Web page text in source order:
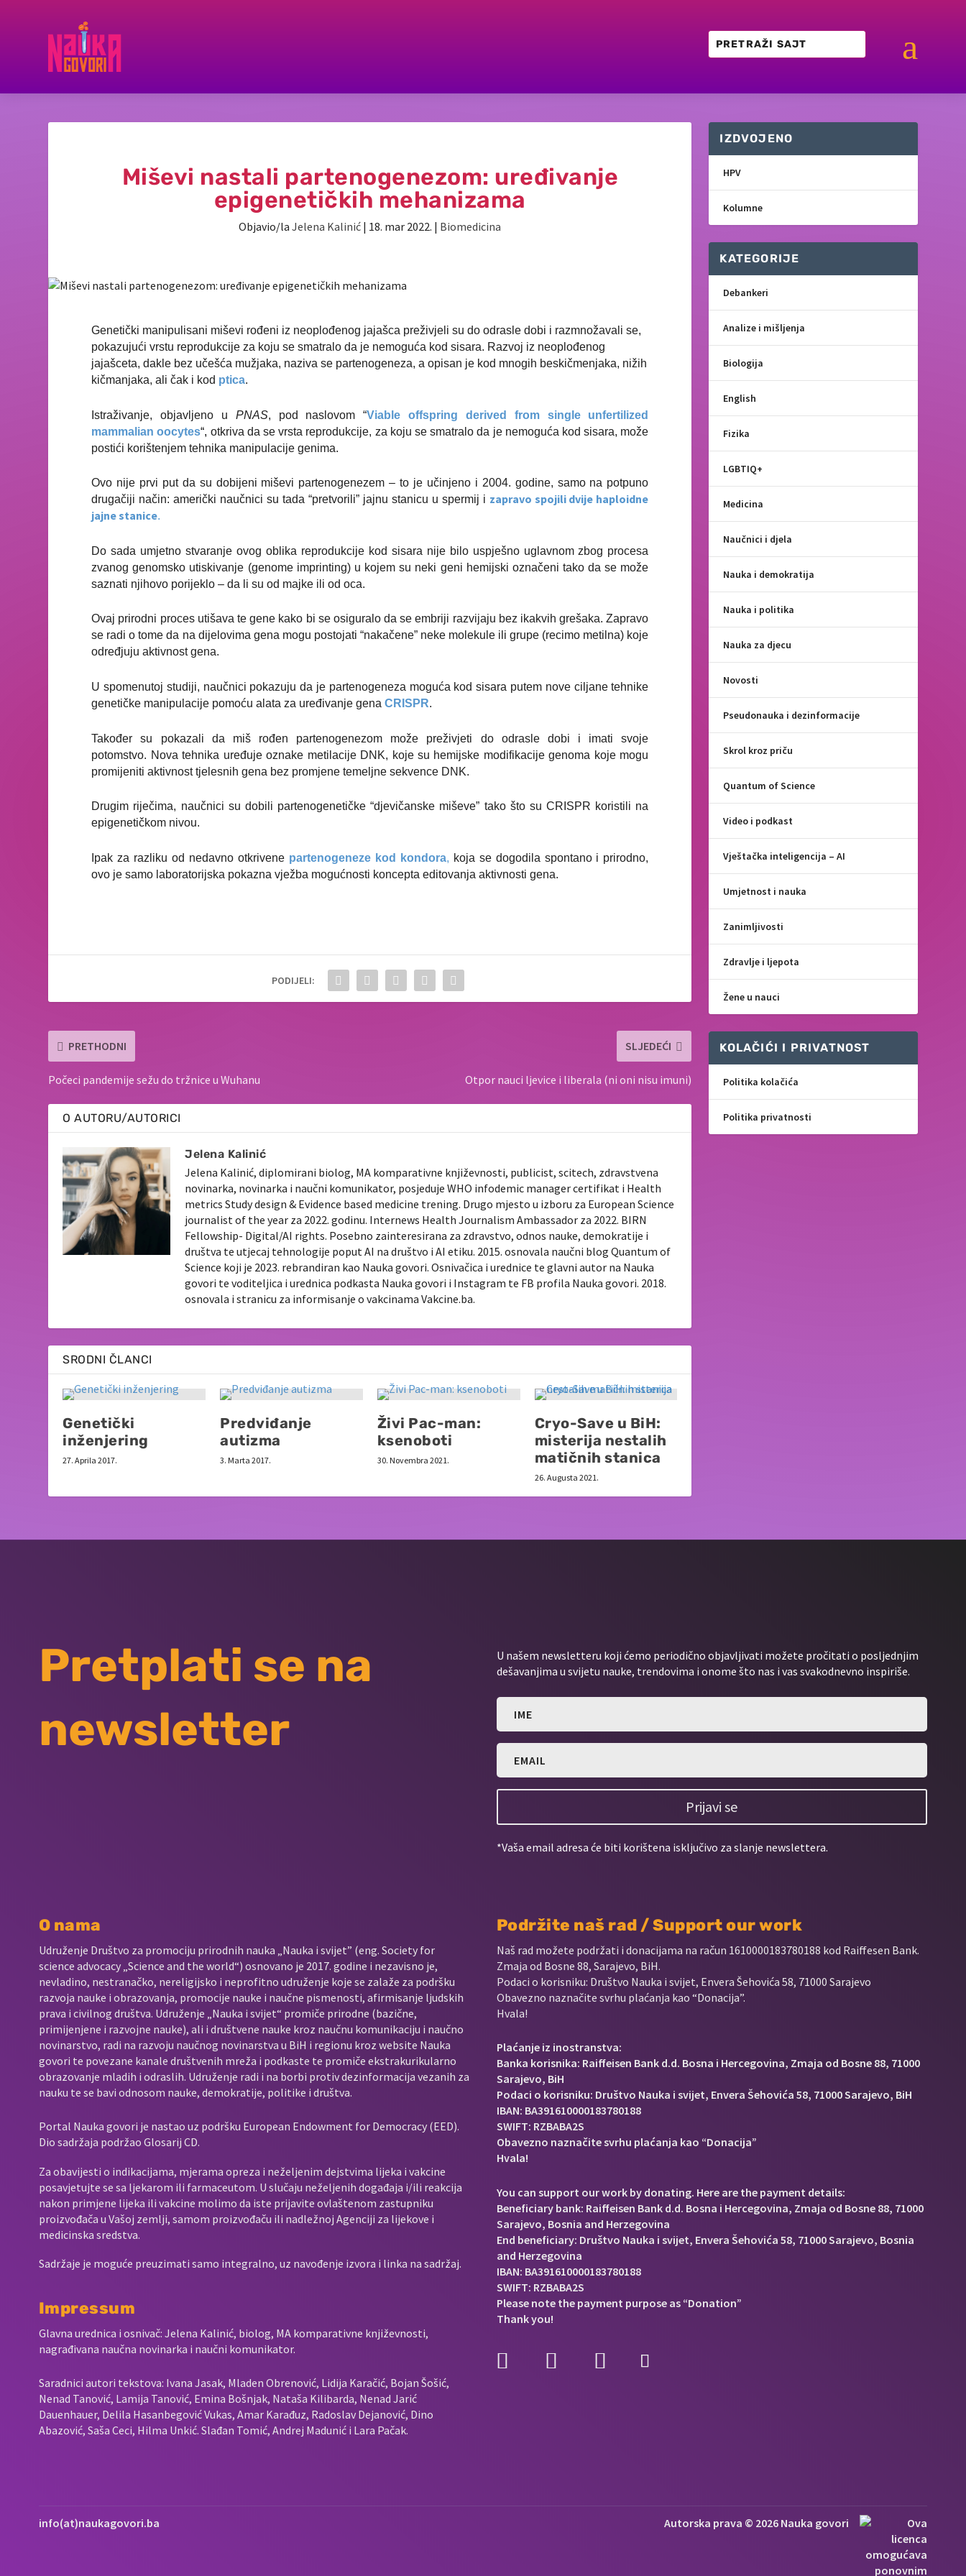
a
Miševi nastali partenogenezom: uređivanje
epigenetičkih mehanizama
Objavio/laJelena Kalinić | 18. mar 2022. | Biomedicina
Genetički manipulisani miševi rođeni iz neoplođenog jajašca preživjeli su do odrasle dobi i razmnožavali se,
pokazujući vrstu reprodukcije za koju se smatralo da je nemoguća kod sisara. Razvoj iz neoplođenog
jajašceta, dakle bez učešća mužjaka, naziva se partenogeneza, a opisan je kod mnogih beskičmenjaka, nižih
kičmanjaka, ali čak i kod ptica.
Istraživanje, objavljeno u PNAS, pod naslovom “Viable offspring derived from single unfertilized
mammalian oocytes“, otkriva da se vrsta reprodukcije, za koju se smatralo da je nemoguća kod sisara, može
postići korištenjem tehnika manipulacije genima.
Ovo nije prvi put da su dobijeni miševi partenogenezem – to je učinjeno i 2004. godine, samo na potpuno
drugačiji način: američki naučnici su tada “pretvorili” jajnu stanicu u spermij i zapravo spojili dvije haploidne
jajne stanice.
Do sada umjetno stvaranje ovog oblika reprodukcije kod sisara nije bilo uspješno uglavnom zbog procesa
zvanog genomsko utiskivanje (genome imprinting) u kojem su neki geni hemijski označeni tako da se može
saznati njihovo porijeklo – da li su od majke ili od oca.
Ovaj prirodni proces utišava te gene kako bi se osiguralo da se embriji razvijaju bez ikakvih grešaka. Zapravo
se radi o tome da na dijelovima gena mogu postojati “nakačene” neke molekule ili grupe (recimo metilna) koje
određjuju aktivnost gena.
U spomenutoj studiji, naučnici pokazuju da je partenogeneza moguća kod sisara putem nove ciljane tehnike
genetičke manipulacije pomoću alata za uređivanje genaCRISPR.
Također su pokazali da miš rođen partenogenezom može preživjeti do odrasle dobi i imati svoje
potomstvo. Nova tehnika uređuje oznake metilacije DNK, koje su hemijske modifikacije genoma koje mogu
promijeniti aktivnost tjelesnih gena bez promjene temeljne sekvence DNK.
Drugim riječima, naučnici su dobili partenogenetičke “djevičanske miševe” tako što su CRISPR koristili na
epigenetičkom nivou.
Ipak za razliku od nedavno otkrivene partenogeneze kod kondora, koja se dogodila spontano i prirodno,
ovo je samo laboratorijska pokazna vježba mogućnosti koncepta editovanja aktivnosti gena.
PODIJELI:
PRETHODNI
Počeci pandemije sežu do tržnice u Wuhanu
SLJEDEĆI
Otpor nauci ljevice i liberala (ni oni nisu imuni)
O AUTORU/AUTORICI
Jelena Kalinić
Jelena Kalinić, diplomirani biolog, MA komparativne književnosti, publicist, scitech, zdravstvena
novinarka, novinarka i naučni komunikator, posjeduje WHO infodemic manager certifikat i Health
metrics Study design & Evidence based medicine trening. Drugo mjesto u izboru za European Science
journalist of the year za 2022. godinu. Internews Health Journalism Ambassador za 2022. BIRN
Fellowship- Digital/AI rights. Posebno zainteresirana za zdravstvo, odnos nauke, demokratije i
društva te utjecaj tehnologije poput AI na društvo i AI etiku. 2015. osnovala naučni blog Quantum of
Science koji je 2023. rebrandiran kao Nauka govori. Osnivačica i urednice te glavni autor na Nauka
govori te voditeljica i urednica podkasta Nauka govori i Instagram te FB profila Nauka govori. 2018.
osnovala i stranicu za informisanje o vakcinama Vakcine.ba.
SRODNI ČLANCI
Genetički
inženjering
27. Aprila 2017.
Predviđanje
autizma
3. Marta 2017.
Živi Pac-man:
ksenoboti
30. Novembra 2021.
Cryo-Save u BiH:
misterija nestalih
matičnih stanica
26. Augusta 2021.
IZDVOJENO
HPV
Kolumne
KATEGORIJE
Debankeri
Analize i mišljenja
Biologija
English
Fizika
LGBTIQ+
Medicina
Naučnici i djela
Nauka i demokratija
Nauka i politika
Nauka za djecu
Novosti
Pseudonauka i dezinformacije
Skrol kroz priču
Quantum of Science
Video i podkast
Vještačka inteligencija – AI
Umjetnost i nauka
Zanimljivosti
Zdravlje i ljepota
Žene u nauci
KOLAČIĆI I PRIVATNOST
Politika kolačića
Politika privatnosti
Pretplati se na
newsletter
U našem newsletteru koji ćemo periodično objavljivati možete pročitati o posljednjim
dešavanjima u svijetu nauke, trendovima i onome što nas i vas svakodnevno inspiriše.
Prijavi se
*Vaša email adresa će biti korištena isključivo za slanje newslettera.
O nama
Udruženje Društvo za promociju prirodnih nauka „Nauka i svijet” (eng. Society for
science advocacy „Science and the world“) osnovano je 2017. godine i nezavisno je,
nevladino, nestranačko, nereligijsko i neprofitno udruženje koje se zalaže za podršku
razvoja nauke i obrazovanja, promocije nauke i naučne pismenosti, afirmisanje ljudskih
prava i civilnog društva. Udruženje „Nauka i svijet“ promiče prirodne (bazične,
primijenjene i razvojne nauke), ali i društvene nauke kroz naučnu komunikaciju i naučno
novinarstvo, radi na razvoju naučnog novinarstva u BiH i regionu kroz website Nauka
govori te povezane kanale društvenih mreža i podkaste te promiče ekstrakurikularno
obrazovanje mladih i odraslih. Udruženje radi i na borbi protiv dezinformacija vezanih za
nauku te se bavi odnosom nauke, demokratije, politike i društva.
Portal Nauka govori je nastao uz podršku European Endowment for Democracy (EED).
Dio sadržaja podržao Glosarij CD.
Za obavijesti o indikacijama, mjerama opreza i neželjenim dejstvima lijeka i vakcine
posavjetujte se sa ljekarom ili farmaceutom. U slučaju neželjenih događaja i/ili reakcija
nakon primjene lijeka ili vakcine molimo da iste prijavite ovlaštenom zastupniku
proizvođača u Vašoj zemlji, samom proizvođaču ili nadležnoj Agenciji za lijekove i
medicinska sredstva.
Sadržaje je moguće preuzimati samo integralno, uz navođenje izvora i linka na sadržaj.
Impressum
Glavna urednica i osnivač: Jelena Kalinić, biolog, MA komparativne književnosti,
nagrađivana naučna novinarka i naučni komunikator.
Saradnici autori tekstova: Ivana Jasak, Mladen Obrenović, Lidija Karačić, Bojan Šošić,
Nenad Tanović, Lamija Tanović, Emina Bošnjak, Nataša Kilibarda, Nenad Jarić
Dauenhauer, Delila Hasanbegović Vukas, Amar Karađuz, Radoslav Dejanović, Dino
Abazović, Saša Ceci, Hilma Unkić. Slađan Tomić, Andrej Madunić i Lara Pačak.
Podržite naš rad / Support our work
Naš rad možete podržati i donacijama na račun 1610000183780188 kod Raiffesen Bank.
Zmaja od Bosne 88, Sarajevo, BiH.
Podaci o korisniku: Društvo Nauka i svijet, Envera Šehovića 58, 71000 Sarajevo
Obavezno naznačite svrhu plaćanja kao “Donacija”.
Hvala!
Plaćanje iz inostranstva:
Banka korisnika: Raiffeisen Bank d.d. Bosna i Hercegovina, Zmaja od Bosne 88, 71000
Sarajevo, BiH
Podaci o korisniku: Društvo Nauka i svijet, Envera Šehovića 58, 71000 Sarajevo, BiH
IBAN: BA391610000183780188
SWIFT: RZBABA2S
Obavezno naznačite svrhu plaćanja kao “Donacija”
Hvala!
You can support our work by donating. Here are the payment details:
Beneficiary bank: Raiffeisen Bank d.d. Bosna i Hercegovina, Zmaja od Bosne 88, 71000
Sarajevo, Bosnia and Herzegovina
End beneficiary: Društvo Nauka i svijet, Envera Šehovića 58, 71000 Sarajevo, Bosnia
and Herzegovina
IBAN: BA391610000183780188
SWIFT: RZBABA2S
Please note the payment purpose as “Donation”
Thank you!
info(at)naukagovori.ba Autorska prava © 2026 Nauka govori